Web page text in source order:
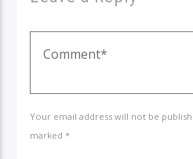
Your email address will not be
marked *